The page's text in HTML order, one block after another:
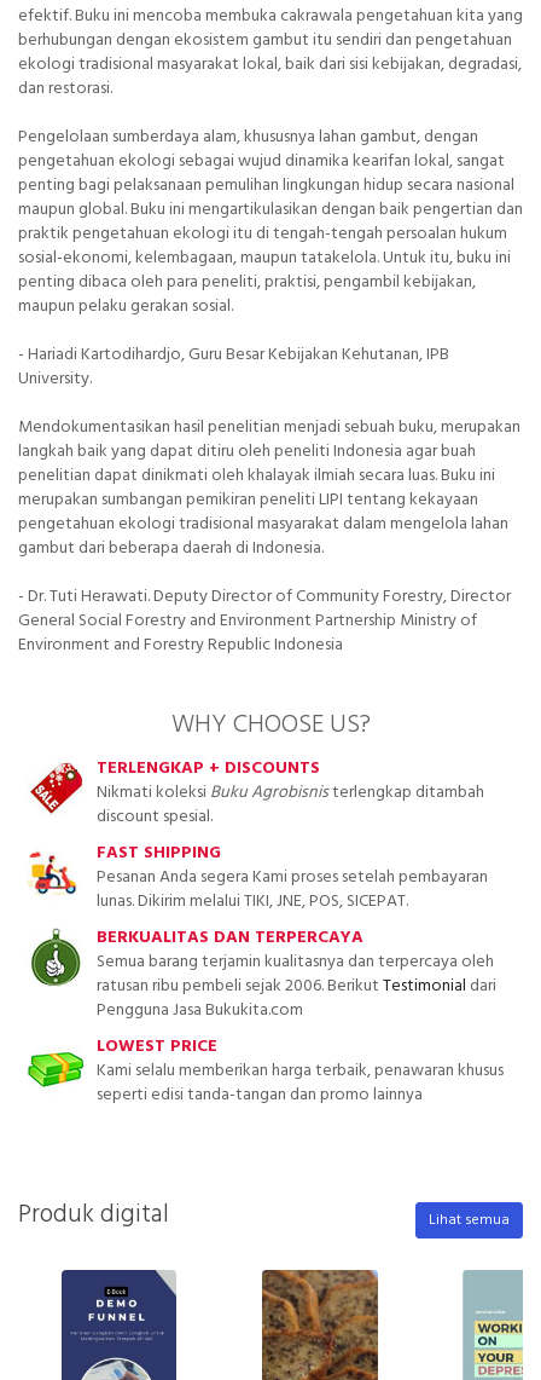
efektif. Buku ini mencoba membuka cakrawala pengetahuan kita yang
berhubungan dengan ekosistem gambut itu sendiri dan pengetahuan
ekologi tradisional masyarakat lokal, baik dari sisi kebijakan, degradasi,
dan restorasi.
Pengelolaan sumberdaya alam, khususnya lahan gambut, dengan
pengetahuan ekologi sebagai wujud dinamika kearifan lokal, sangat
penting bagi pelaksanaan pemulihan lingkungan hidup secara nasional
maupun global. Buku ini mengartikulasikan dengan baik pengertian dan
praktik pengetahuan ekologi itu di tengah-tengah persoalan hukum
sosial-ekonomi, kelembagaan, maupun tatakelola. Untuk itu, buku ini
penting dibaca oleh para peneliti, praktisi, pengambil kebijakan,
maupun pelaku gerakan sosial.
- Hariadi Kartodihardjo, Guru Besar Kebijakan Kehutanan, IPB
University.
Mendokumentasikan hasil penelitian menjadi sebuah buku, merupakan
langkah baik yang dapat ditiru oleh peneliti Indonesia agar buah
penelitian dapat dinikmati oleh khalayak ilmiah secara luas. Buku ini
merupakan sumbangan pemikiran peneliti LIPI tentang kekayaan
pengetahuan ekologi tradisional masyarakat dalam mengelola lahan
gambut dari beberapa daerah di Indonesia.
- Dr. Tuti Herawati. Deputy Director of Community Forestry, Director
General Social Forestry and Environment Partnership Ministry of
Environment and Forestry Republic Indonesia
WHY CHOOSE US?
TERLENGKAP + DISCOUNTS
Nikmati koleksiBuku Agrobisnisterlengkap ditambah
discount spesial.
FAST SHIPPING
Pesanan Anda segera Kami proses setelah pembayaran
lunas. Dikirim melalui TIKI, JNE, POS, SICEPAT.
BERKUALITAS DAN TERPERCAYA
Semua barang terjamin kualitasnya dan terpercaya oleh
ratusan ribu pembeli sejak 2006. BerikutTestimonial dari
Pengguna Jasa Bukukita.com
LOWEST PRICE
Kami selalu memberikan harga terbaik, penawaran khusus
seperti edisi tanda-tangan dan promo lainnya
Produk digital Lihat semua